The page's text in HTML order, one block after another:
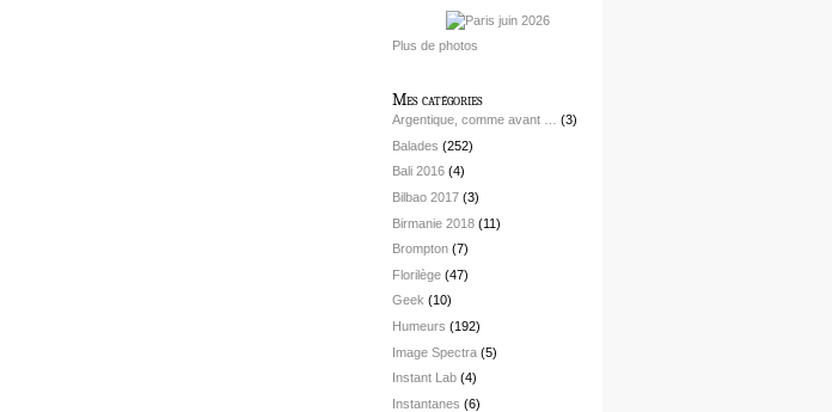
Plus de photos
Mes catégories
Argentique, comme avant …
(3)
Balades (252)
Bali 2016 (4)
Bilbao 2017 (3)
Birmanie 2018 (11)
Brompton (7)
Florilège (47)
Geek (10)
Humeurs (192)
Image Spectra (5)
Instant Lab (4)
Instantanes (6)